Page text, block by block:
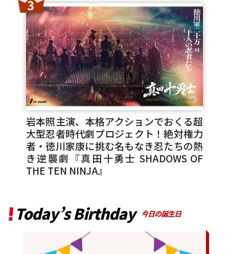
Today’s Birthday 今日の誕生日
岩本照主演、本格アクションでおくる超
大型忍者時代劇プロジェクト！絶対権力
者・徳川家康に挑む名もなき忍たちの熱
き逆襲劇『真田十勇士 SHADOWS OF
THE TEN NINJA』